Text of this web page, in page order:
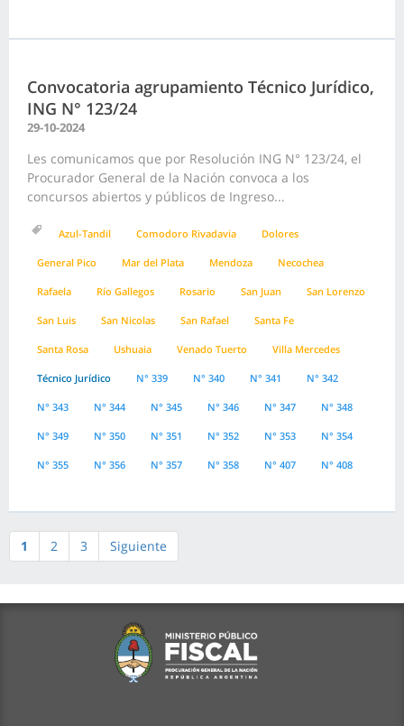
Convocatoria agrupamiento Técnico Jurídico,
ING N° 123/24
29-10-2024
Les comunicamos que por Resolución ING N° 123/24, el
Procurador General de la Nación convoca a los
concursos abiertos y públicos de Ingreso...
Azul-Tandil Comodoro Rivadavia Dolores
General Pico Mar del Plata Mendoza Necochea
Rafaela Río Gallegos Rosario San Juan San Lorenzo
San Luis San Nicolas San Rafael Santa Fe
Santa Rosa Ushuaia Venado Tuerto Villa Mercedes
Técnico Jurídico N° 339 N° 340 N° 341 N° 342
N° 343 N° 344 N° 345 N° 346 N° 347 N° 348
N° 349 N° 350 N° 351 N° 352 N° 353 N° 354
N° 355 N° 356 N° 357 N° 358 N° 407 N° 408
1 2 3 Siguiente